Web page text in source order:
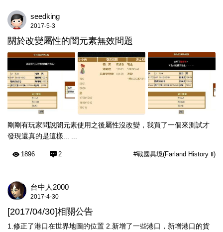
seedking
2017-5-3
關於改變屬性的闇元素無效問題
剛剛有玩家問說闇元素使用之後屬性沒改變，我買了一個來測試才
發現還真的是這樣... ...
#戰國異境(Farland History Ⅱ)
1896 2
台中人2000
2017-4-30
[2017/04/30]相關公告
1.修正了港口在世界地圖的位置 2.新增了一些港口，新增港口的貨